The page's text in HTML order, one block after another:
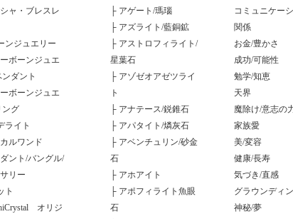
ャ・ブレスレ
ンジュエリー
ボーンジュエ
ンダント
ボーンジュエ
ング
ライト
ルワンド
ント/バングル/
リー
ト
オリジ
├ アゲート/瑪瑙
├ アズライト/藍銅鉱
├ アストロフィライト/
星葉石
├ アゾゼオアゼツライ
ト
├ アナテース/鋭錐石
├ アパタイト/燐灰石
├ アベンチュリン/砂金
石
├ アホアイト
├ アポフィライト魚眼
石
コミュニケー
関係
お金/豊かさ
成功/可能性
勉学/知恵
天界
魔除け/意志の
家族愛
美/変容
健康/長寿
気づき/直感
グラウンディ
神秘/夢